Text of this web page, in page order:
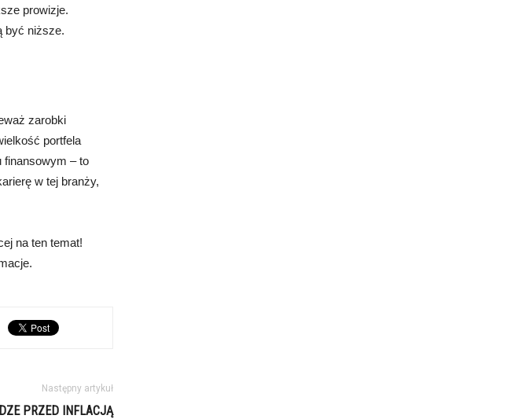
prowizje.
być niższe.
zarobki
portfela
finansowym – to
w tej branży,
na ten temat!
Następny artykuł
PRZED INFLACJĄ